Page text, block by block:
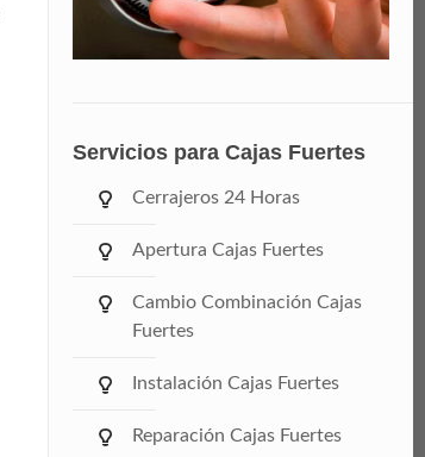
Servicios para Cajas Fuertes
Cerrajeros 24 Horas
Apertura Cajas Fuertes
Cambio Combinación Cajas
Fuertes
Instalación Cajas Fuertes
Reparación Cajas Fuertes